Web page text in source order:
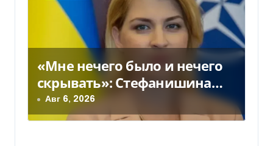
о
з
а
«Мне нечего было и нечего
скрывать»: Стефанишина
прокомментировала новое
подозрение
Авг 6, 2026